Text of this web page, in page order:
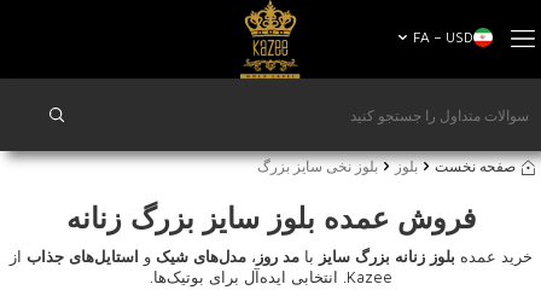
FA − USD
صفحه نخست بلوز بلوز نخی سایز بزرگ
فروش عمده بلوز سایز بزرگ زنانه
خرید عمده بلوز زنانه بزرگ سایز با مد روز ، مدل‌های شیک و استایل‌های جذاب از
Kazee. انتخابی ایده‌آل برای بوتیک‌ها.